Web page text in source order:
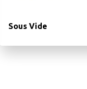
Sous Vide